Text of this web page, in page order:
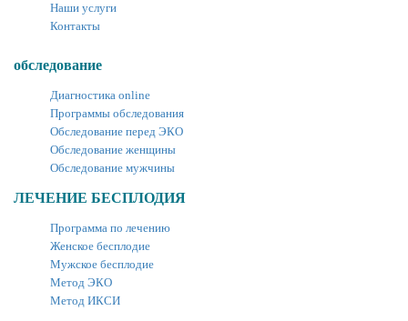
Наши услуги
Контакты
обследование
Диагностика online
Программы обследования
Обследование перед ЭКО
Обследование женщины
Обследование мужчины
ЛЕЧЕНИЕ БЕСПЛОДИЯ
Программа по лечению
Женское бесплодие
Мужское бесплодие
Метод ЭКО
Метод ИКСИ